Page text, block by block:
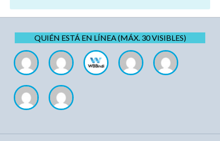
QUIÉN ESTÁ EN LÍNEA (MÁX. 30 VISIBLES)